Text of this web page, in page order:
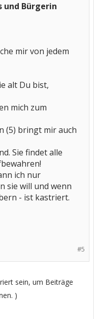
und Bürgerin
mir von jedem
alt Du bist,
mich zum
(5) bringt mir auch
Sie findet alle
ich nur
sie will und wenn
- ist kastriert.
#5
sein, um Beiträge
)